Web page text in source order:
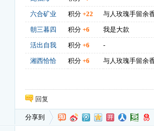
六合矿业 积分 +22 与人玫瑰手留余
朝三暮四 积分 +6 我是大款
活出自我 积分 +6 -
湘西恰恰 积分 +6 与人玫瑰手留余
回复
分享到